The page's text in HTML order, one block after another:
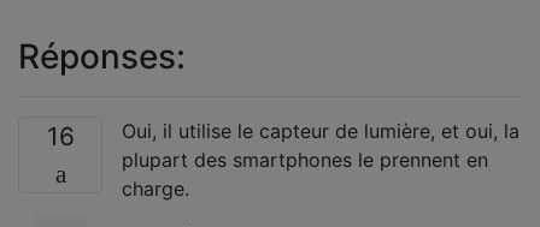
Réponses:
16
Oui, il utilise le capteur de lumière, et oui, la
plupart des smartphones le prennent en
charge.